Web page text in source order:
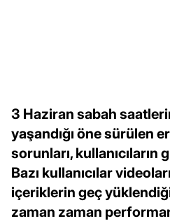
3 Haziran sabah
yaşandığı öne sürülen
sorunları,
Bazı kullanıcılar
içeriklerin geç
zaman zaman